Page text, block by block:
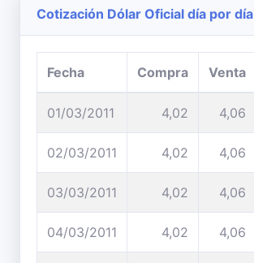
Cotización Dólar Oficial día por día
Fecha Compra Venta
01/03/2011 4,02 4,06
02/03/2011 4,02 4,06
03/03/2011 4,02 4,06
04/03/2011 4,02 4,06